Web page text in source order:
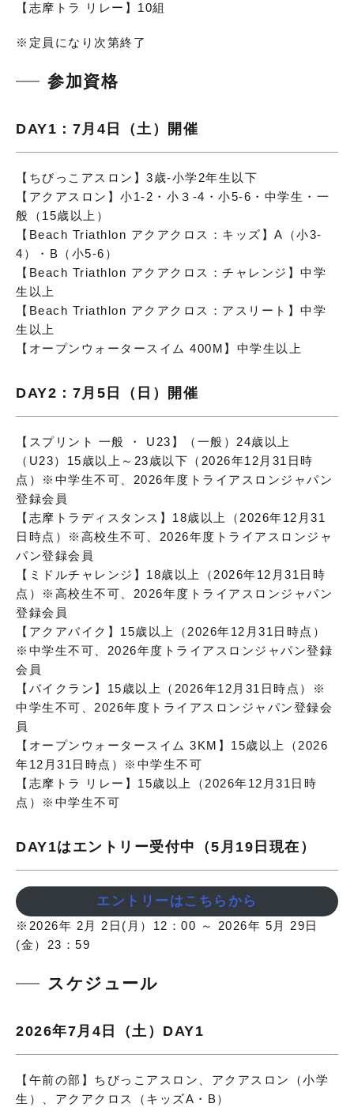
【志摩トラ リレー】10組
※定員になり次第終了
参加資格
DAY1：7月4日（土）開催
【ちびっこアスロン】3歳-小学2年生以下
【アクアスロン】小1-2・小３-4・小5-6・中学生・一
般（15歳以上）
【Beach Triathlon アクアクロス：キッズ】A（小3-
4）・B（小5-6）
【Beach Triathlon アクアクロス：チャレンジ】中学
生以上
【Beach Triathlon アクアクロス：アスリート】中学
生以上
【オープンウォータースイム 400M】中学生以上
DAY2：7月5日（日）開催
【スプリント 一般 ・ U23】（一般）24歳以上
（U23）15歳以上～23歳以下（2026年12月31日時
点）※中学生不可、2026年度トライアスロンジャパン
登録会員
【志摩トラディスタンス】18歳以上（2026年12月31
日時点）※高校生不可、2026年度トライアスロンジャ
パン登録会員
【ミドルチャレンジ】18歳以上（2026年12月31日時
点）※高校生不可、2026年度トライアスロンジャパン
登録会員
【アクアバイク】15歳以上（2026年12月31日時点）
※中学生不可、2026年度トライアスロンジャパン登録
会員
【バイクラン】15歳以上（2026年12月31日時点）※
中学生不可、2026年度トライアスロンジャパン登録会
員
【オープンウォータースイム 3KM】15歳以上（2026
年12月31日時点）※中学生不可
【志摩トラ リレー】15歳以上（2026年12月31日時
点）※中学生不可
DAY1はエントリー受付中（5月19日現在）
エントリーはこちらから
※2026年 2月 2日(月）12：00 ～ 2026年 5月 29日
(金）23：59
スケジュール
2026年7月4日（土）DAY1
【午前の部】ちびっこアスロン、アクアスロン（小学
生）、アクアクロス（キッズA・B）